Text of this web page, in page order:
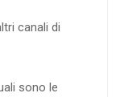
canali di
sono le